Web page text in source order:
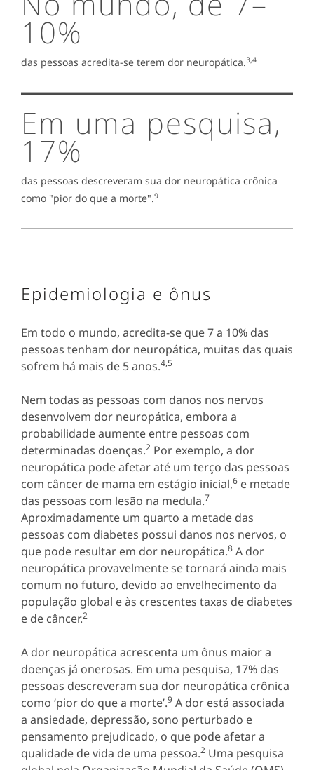
10%
das pessoas acredita-se terem dor neuropática.3,4
Em uma pesquisa,
17%
das pessoas descreveram sua dor neuropática crônica
como "pior do que a morte".9
Epidemiologia e ônus
Em todo o mundo, acredita-se que 7 a 10% das
pessoas tenham dor neuropática, muitas das quais
sofrem há mais de 5 anos.4,5
Nem todas as pessoas com danos nos nervos
desenvolvem dor neuropática, embora a
probabilidade aumente entre pessoas com
determinadas doenças.2 Por exemplo, a dor
neuropática pode afetar até um terço das pessoas
com câncer de mama em estágio inicial,6 e metade
das pessoas com lesão na medula.7
Aproximadamente um quarto a metade das
pessoas com diabetes possui danos nos nervos, o
que pode resultar em dor neuropática.8 A dor
neuropática provavelmente se tornará ainda mais
comum no futuro, devido ao envelhecimento da
população global e às crescentes taxas de diabetes
e de câncer.2
A dor neuropática acrescenta um ônus maior a
doenças já onerosas. Em uma pesquisa, 17% das
pessoas descreveram sua dor neuropática crônica
como ‘pior do que a morte’.9 A dor está associada
a ansiedade, depressão, sono perturbado e
pensamento prejudicado, o que pode afetar a
qualidade de vida de uma pessoa.2 Uma pesquisa